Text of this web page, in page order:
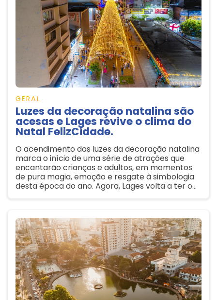
GERAL
Luzes da decoração natalina são
acesas e Lages revive o clima do
Natal FelizCidade.
O acendimento das luzes da decoração natalina
marca o início de uma série de atrações que
encantarão crianças e adultos, em momentos
de pura magia, emoção e resgate à simbologia
desta época do ano. Agora, Lages volta a ter o